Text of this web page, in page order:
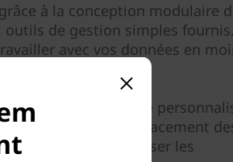
à la conception modulaire
outils de gestion simples fournis.
avec vos données en
un réglage
complet sur le placement
d’optimiser les